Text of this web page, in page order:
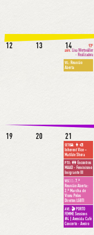
12 13 14
93º
aniv. Lina Wertmüller
- Realizadora
VIL: Reunião
Aberta
19 20 21
SET🖼: 👩‍🎨
Inherent Vice –
Matilde Shora
PTO: 👭 Encontros
MAAD - Feminismo
Imigrante III
VIS🏳️‍🌈: 7.ª
Reunião Aberta:
2.ª Marcha de
Viseu Pelos
Direitos LGBTI
AVE: 🎬 PORTO
FEMME Sessions
#4 | Avenida Café
Concerto - Aveiro